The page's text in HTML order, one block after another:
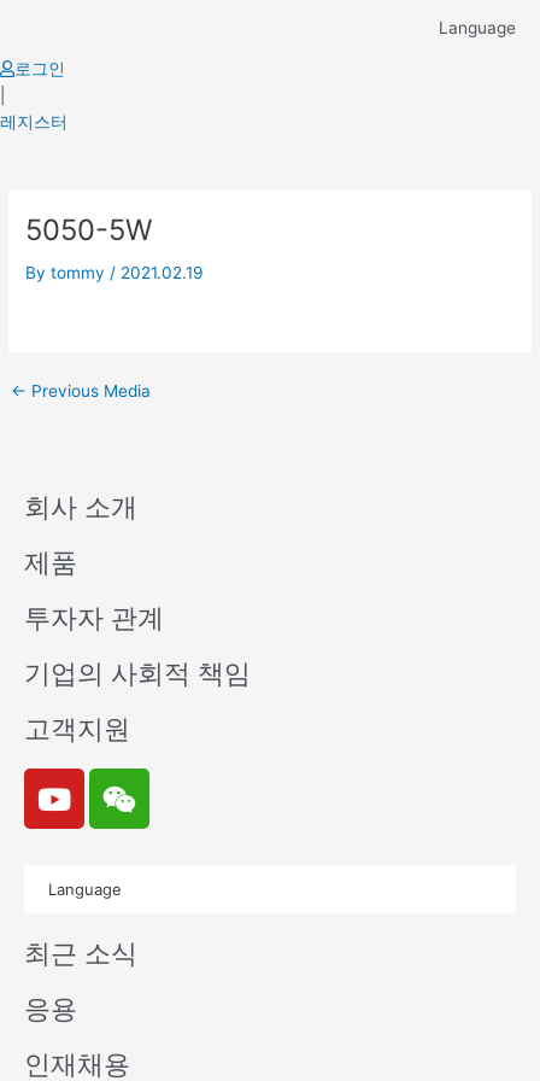
content
Language
로그인
레지스터
5050-5W
Bytommy / 2021.02.19
navigation
← Previous Media
회사 소개
제품
투자자 관계
기업의 사회적 책임
고객지원
Y
o
u
e
W
e
i
n
Language
최근 소식
응용
인재채용